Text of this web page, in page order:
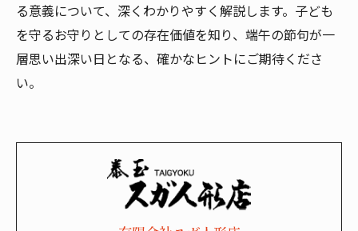
る意義について、深くわかりやすく解説します。子ども
を守るお守りとしての存在価値を知り、端午の節句が一
層思い出深い日となる、確かなヒントにご期待くださ
い。